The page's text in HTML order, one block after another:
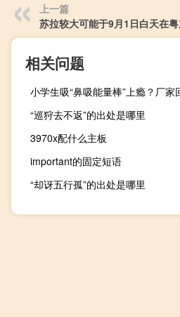
上一篇
苏拉较大可能于9月1日白天在
相关问题
小学生吸“鼻吸能量棒”上瘾？厂
“巡狩去不返”的出处是哪里
3970x配什么主板
important的固定短语
“却讶五行孤”的出处是哪里